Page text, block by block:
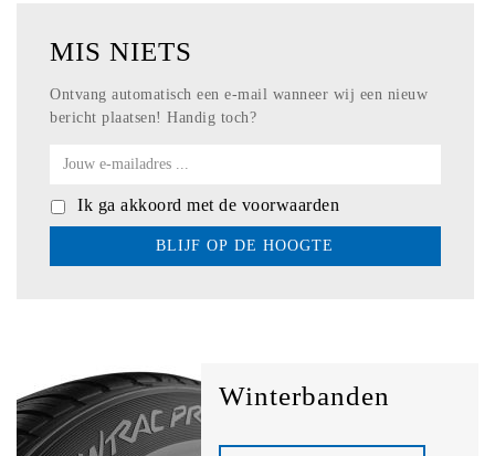
MIS NIETS
Ontvang automatisch een e-mail wanneer wij een nieuw
bericht plaatsen! Handig toch?
Ik ga akkoord met de voorwaarden
Winterbanden